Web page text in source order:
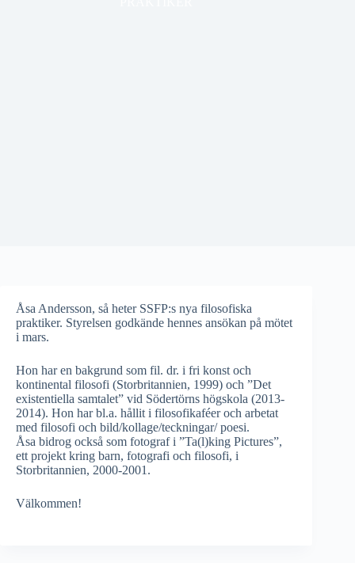
Åsa Andersson, så heter SSFP:s nya filosofiska
praktiker. Styrelsen godkände hennes ansökan på mötet
i mars.
Hon har en bakgrund som fil. dr. i fri konst och
kontinental filosofi (Storbritannien, 1999) och ”Det
existentiella samtalet” vid Södertörns högskola (2013-
2014). Hon har bl.a. hållit i filosofikaféer och arbetat
med filosofi och bild/kollage/teckningar/ poesi.
Åsa bidrog också som fotograf i ”Ta(l)king Pictures”,
ett projekt kring barn, fotografi och filosofi, i
Storbritannien, 2000-2001.
Välkommen!